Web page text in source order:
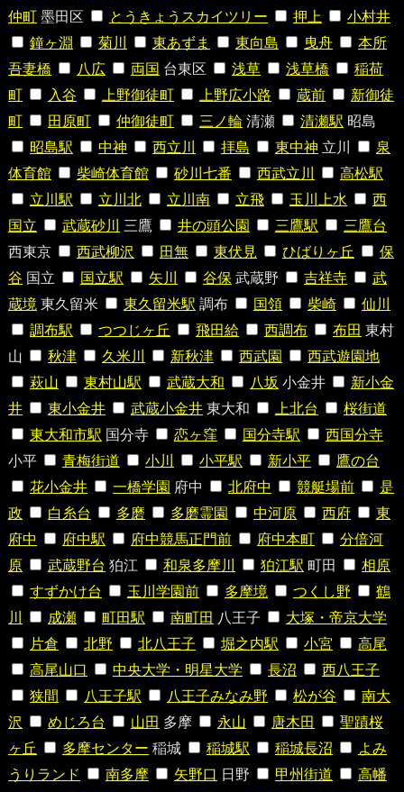
仲町 墨田区 とうきょうスカイツリー 押上
小村井
鐘ヶ淵
菊川 東あずま 東向島 曳舟
本所
吾妻橋
八広 両国 台東区 浅草 浅草橋
稲荷
町
入谷 上野御徒町 上野広小路 蔵前
新御徒
町
田原町 仲御徒町 三ノ輪 清瀬 清瀬駅 昭島
昭島駅
中神 西立川 拝島 東中神 立川
泉
体育館
柴崎体育館 砂川七番 西武立川
高松駅
立川駅
立川北 立川南 立飛 玉川上水
西
国立
武蔵砂川 三鷹 井の頭公園 三鷹駅
三鷹台
西東京
西武柳沢 田無 東伏見 ひばりヶ丘
保
谷 国立 国立駅 矢川 谷保 武蔵野 吉祥寺
武
蔵境 東久留米 東久留米駅 調布 国領 柴崎
仙川
調布駅
つつじヶ丘 飛田給 西調布 布田 東村
山
秋津 久米川 新秋津 西武園
西武遊園地
萩山
東村山駅 武蔵大和 八坂 小金井
新小金
井
東小金井 武蔵小金井 東大和 上北台
桜街道
東大和市駅 国分寺 恋ヶ窪 国分寺駅
西国分寺
小平
青梅街道 小川 小平駅 新小平
鷹の台
花小金井
一橋学園 府中 北府中 競艇場前
是
政
白糸台 多磨 多磨霊園 中河原 西府
東
府中
府中駅 府中競馬正門前 府中本町
分倍河
原
武蔵野台 狛江 和泉多摩川 狛江駅 町田
相原
すずかけ台
玉川学園前 多摩境 つくし野
鶴
川
成瀬 町田駅 南町田 八王子
大塚・帝京大学
片倉
北野 北八王子 堀之内駅 小宮
高尾
高尾山口
中央大学・明星大学 長沼
西八王子
狭間
八王子駅 八王子みなみ野 松が谷
南大
沢
めじろ台 山田 多摩 永山 唐木田
聖蹟桜
ヶ丘
多摩センター 稲城 稲城駅 稲城長沼
よみ
うりランド
南多摩 矢野口 日野 甲州街道
高幡